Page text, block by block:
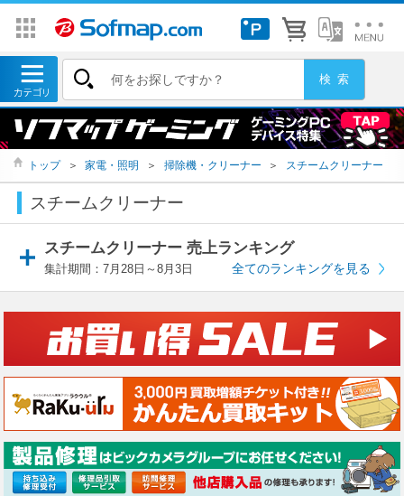
トップ ＞ 家電・照明 ＞ 掃除機・クリーナー ＞ スチームクリーナー
スチームクリーナー
スチームクリーナー 売上ランキング
集計期間：7月28日～8月3日 全てのランキングを見る